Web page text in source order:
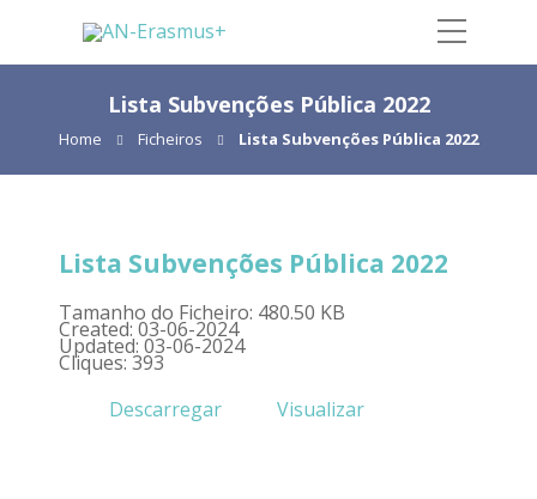
Lista Subvenções Pública 2022
Home Ficheiros Lista Subvenções Pública 2022
Lista Subvenções Pública 2022
Tamanho do Ficheiro: 480.50 KB
Created: 03-06-2024
Updated: 03-06-2024
Cliques: 393
Descarregar
Visualizar